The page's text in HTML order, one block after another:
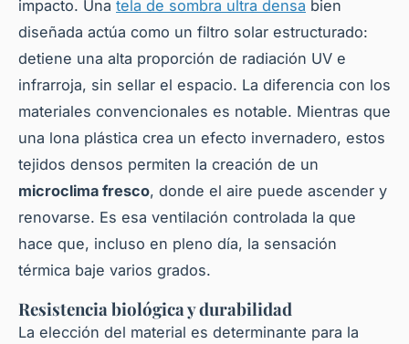
impacto. Una tela de sombra ultra densa bien
diseñada actúa como un filtro solar estructurado:
detiene una alta proporción de radiación UV e
infrarroja, sin sellar el espacio. La diferencia con los
materiales convencionales es notable. Mientras que
una lona plástica crea un efecto invernadero, estos
tejidos densos permiten la creación de un
microclima fresco, donde el aire puede ascender y
renovarse. Es esa ventilación controlada la que
hace que, incluso en pleno día, la sensación
térmica baje varios grados.
Resistencia biológica y durabilidad
La elección del material es determinante para la